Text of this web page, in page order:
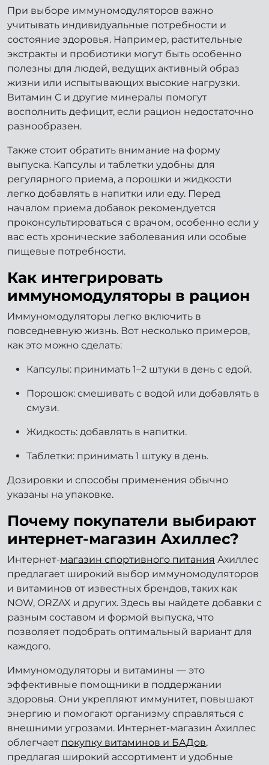
При выборе иммуномодуляторов важно
учитывать индивидуальные потребности и
состояние здоровья. Например, растительные
экстракты и пробиотики могут быть особенно
полезны для людей, ведущих активный образ
жизни или испытывающих высокие нагрузки.
Витамин С и другие минералы помогут
восполнить дефицит, если рацион недостаточно
разнообразен.
Также стоит обратить внимание на форму
выпуска. Капсулы и таблетки удобны для
регулярного приема, а порошки и жидкости
легко добавлять в напитки или еду. Перед
началом приема добавок рекомендуется
проконсультироваться с врачом, особенно если у
вас есть хронические заболевания или особые
пищевые потребности.
Как интегрировать
иммуномодуляторы в рацион
Иммуномодуляторы легко включить в
повседневную жизнь. Вот несколько примеров,
как это можно сделать:
Капсулы: принимать 1–2 штуки в день с едой.
Порошок: смешивать с водой или добавлять в
смузи.
Жидкость: добавлять в напитки.
Таблетки: принимать 1 штуку в день.
Дозировки и способы применения обычно
указаны на упаковке.
Почему покупатели выбирают
интернет-магазин Ахиллес?
Интернет-магазин спортивного питания Ахиллес
предлагает широкий выбор иммуномодуляторов
и витаминов от известных брендов, таких как
NOW, ORZAX и других. Здесь вы найдете добавки с
разным составом и формой выпуска, что
позволяет подобрать оптимальный вариант для
каждого.
Иммуномодуляторы и витамины — это
эффективные помощники в поддержании
здоровья. Они укрепляют иммунитет, повышают
энергию и помогают организму справляться с
внешними угрозами. Интернет-магазин Ахиллес
облегчает покупку витаминов и БАДов,
предлагая широкий ассортимент и удобные